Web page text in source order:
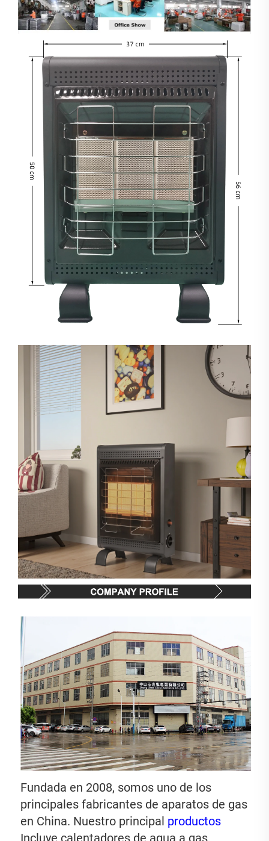
Fundada en 2008, somos uno de los
principales fabricantes de aparatos de gas
en China. Nuestro principal